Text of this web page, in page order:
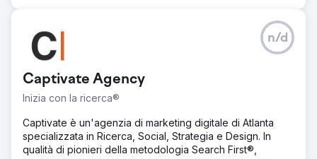
Le nostre strategie hanno prodotto risultati eccezionali
per il tuo sito web, tra cui un aumento del 63% nei clic, un
aumento del 43% nelle impressioni, una crescita del 91%
nei domini di riferimento, un incremento del 47% nei
completamenti degli obiettivi e un notevole aumento del
76% nella conversione degli obiettivi.
Vai alla pagina agenzia
Captivate Agency
Inizia con la ricerca®
n/d
Captivate è un'agenzia di marketing digitale di Atlanta
specializzata in Ricerca, Social, Strategia e Design. In
qualità di pionieri della metodologia Search First®,